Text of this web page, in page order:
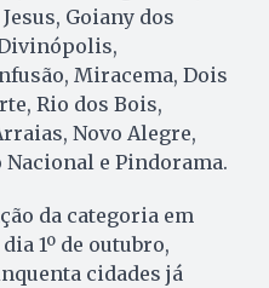
Goiany dos
Miracema, Dois
Rio dos Bois,
Novo Alegre,
Nacional e Pindorama.
da categoria em
1º de outubro,
cidades já